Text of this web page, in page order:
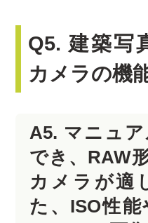
Q5. 建築写
カメラの機
A5. マニュ
でき、RAW
カメラが適
た、ISO性